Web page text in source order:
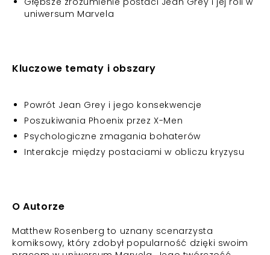
uniwersum Marvela
Kluczowe tematy i obszary
Powrót Jean Grey i jego konsekwencje
Poszukiwania Phoenix przez X-Men
Psychologiczne zmagania bohaterów
Interakcje między postaciami w obliczu kryzysu
O Autorze
Matthew Rosenberg to uznany scenarzysta
komiksowy, który zdobył popularność dzięki swoim